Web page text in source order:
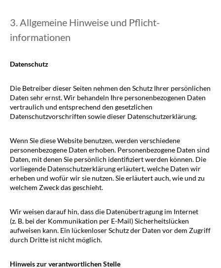
3. Allgemeine Hinweise und Pflicht­
informationen
Datenschutz
Die Betreiber dieser Seiten nehmen den Schutz Ihrer persönlichen
Daten sehr ernst. Wir behandeln Ihre personenbezogenen Daten
vertraulich und entsprechend den gesetzlichen
Datenschutzvorschriften sowie dieser Datenschutzerklärung.
Wenn Sie diese Website benutzen, werden verschiedene
personenbezogene Daten erhoben. Personenbezogene Daten sind
Daten, mit denen Sie persönlich identifiziert werden können. Die
vorliegende Datenschutzerklärung erläutert, welche Daten wir
erheben und wofür wir sie nutzen. Sie erläutert auch, wie und zu
welchem Zweck das geschieht.
Wir weisen darauf hin, dass die Datenübertragung im Internet
(z. B. bei der Kommunikation per E-Mail) Sicherheitslücken
aufweisen kann. Ein lückenloser Schutz der Daten vor dem Zugriff
durch Dritte ist nicht möglich.
Hinweis zur verantwortlichen Stelle